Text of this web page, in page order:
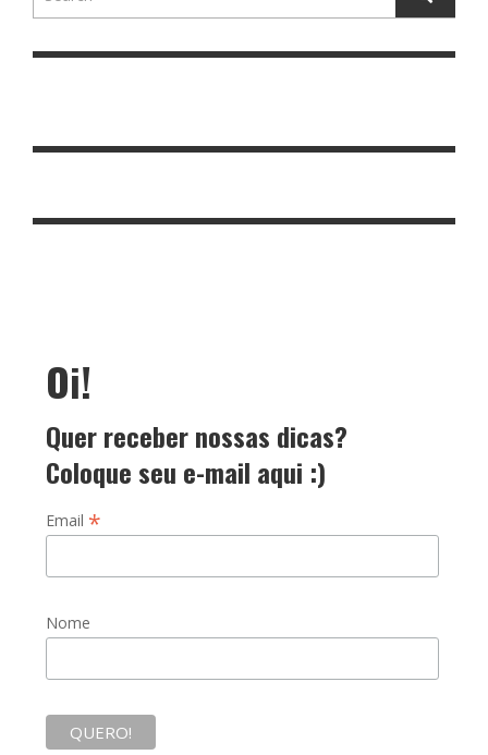
Oi!
Quer receber nossas dicas?
Coloque seu e-mail aqui :)
Email *
Nome